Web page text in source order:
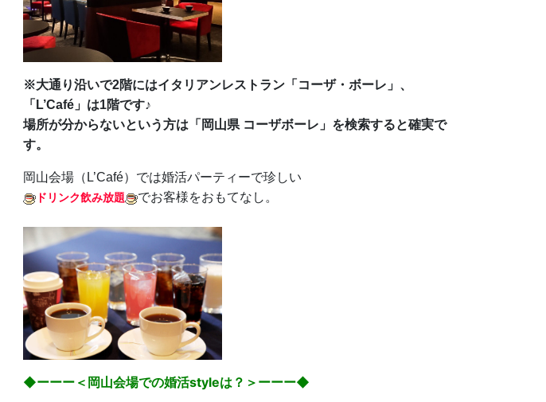
※大通り沿いで2階にはイタリアンレストラン「コーザ・ボーレ」、
「L’Café」は1階です♪
場所が分からないという方は「岡山県 コーザボーレ」を検索すると確実で
す。
岡山会場（L’Café）では婚活パーティーで珍しい
ドリンク飲み放題 でお客様をおもてなし。
◆ーーー＜岡山会場での婚活styleは？＞ーーー◆